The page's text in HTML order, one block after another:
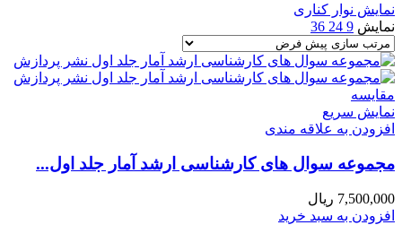
نمایش نوار کناری
نمایش 9
24
36
مقايسه
نمایش سریع
افزودن به علاقه مندی
مجموعه سوال های کارشناسی ارشد آمار جلد اول...
7,500,000 ریال
افزودن به سبد خرید